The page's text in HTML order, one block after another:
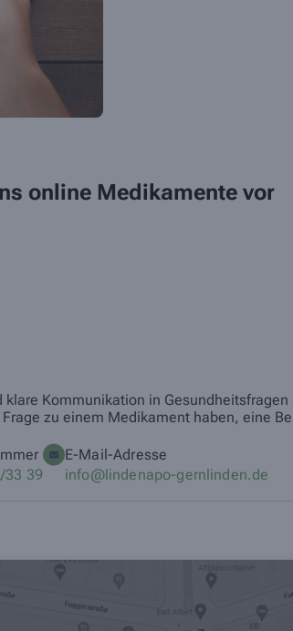
online Medikamente vor
Kommunikation in
zu einem Medikament haben, eine
33 39
E-Mail-Adresse
info@lindenapo-gernlinden.de